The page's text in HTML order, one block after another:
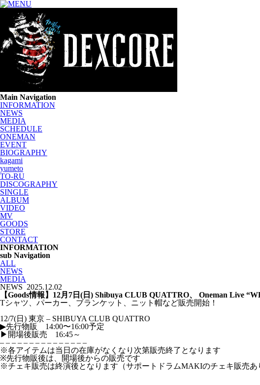
Main Navigation
INFORMATION
NEWS
MEDIA
SCHEDULE
ONEMAN
EVENT
BIOGRAPHY
kagami
yumeto
TO-RU
DISCOGRAPHY
SINGLE
ALBUM
VIDEO
MV
GOODS
STORE
CONTACT
INFORMATION
sub Navigation
ALL
NEWS
MEDIA
NEWS 2025.12.02
【Goods情報】12月7日(日) Shibuya CLUB QUATTRO、 Oneman Live
Tシャツ、パーカー、ブランケット、ニット帽など販売開始！
12/7(日) 東京 – SHIBUYA CLUB QUATTRO
▶︎先行物販 14:00〜16:00予定
▶開場後販売 16:45～
– – – – – – – – – – – – – – –
※各アイテムは当日の在庫がなくなり次第販売終了となります
※先行物販後は、開場後からの販売です
※チェキ販売は終演後となります（サポートドラムMAKIのチェキ販売あ